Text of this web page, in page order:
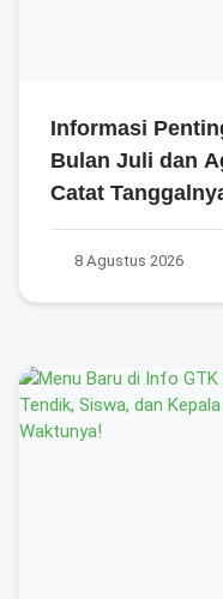
Informasi
Bulan Juli dan
Catat
Januari–Juni,
8 Agustus 2026